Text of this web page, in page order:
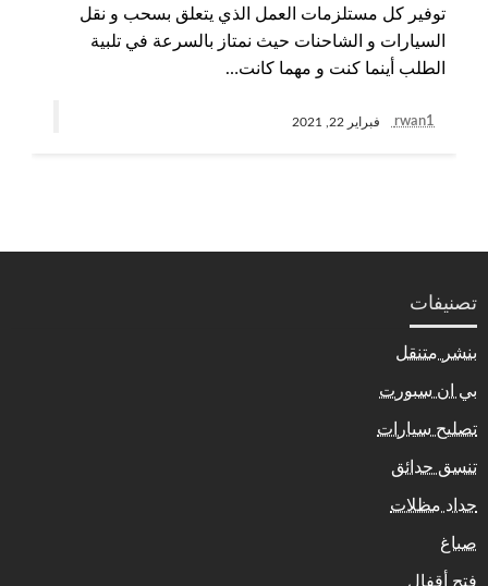
توفير كل مستلزمات العمل الذي يتعلق بسحب و نقل
السيارات و الشاحنات حيث نمتاز بالسرعة في تلبية
الطلب أينما كنت و مهما كانت…
rwan1 فبراير 22, 2021
تصنيفات
بنشر متنقل
بي ان سبورت
تصليح سيارات
تنسق حدائق
حداد مظلات
صباغ
فتح أقفال